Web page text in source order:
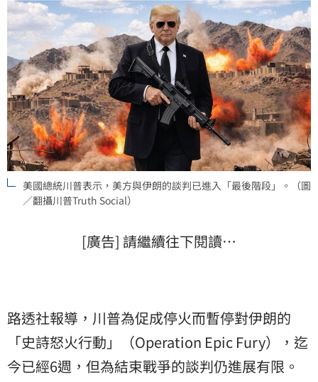
美國總統川普表示，美方與伊朗的談判已進入「最後階段」。（圖
／翻攝川普Truth Social）
[廣告] 請繼續往下閱讀…
路透社報導，川普為促成停火而暫停對伊朗的
「史詩怒火行動」（Operation Epic Fury），迄
今已經6週，但為結束戰爭的談判仍進展有限。